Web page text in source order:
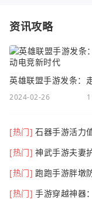
资讯攻略
2024-02-26
[热门] 石器手游活力
[热门] 神武手游夫妻
[热门] 跑跑手游胖墩
[热门] 手游穿越神器